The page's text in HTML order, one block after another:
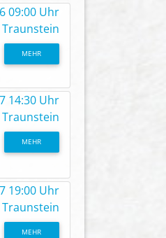
09:00 Uhr
Traunstein
MEHR
14:30 Uhr
Traunstein
MEHR
19:00 Uhr
Traunstein
MEHR